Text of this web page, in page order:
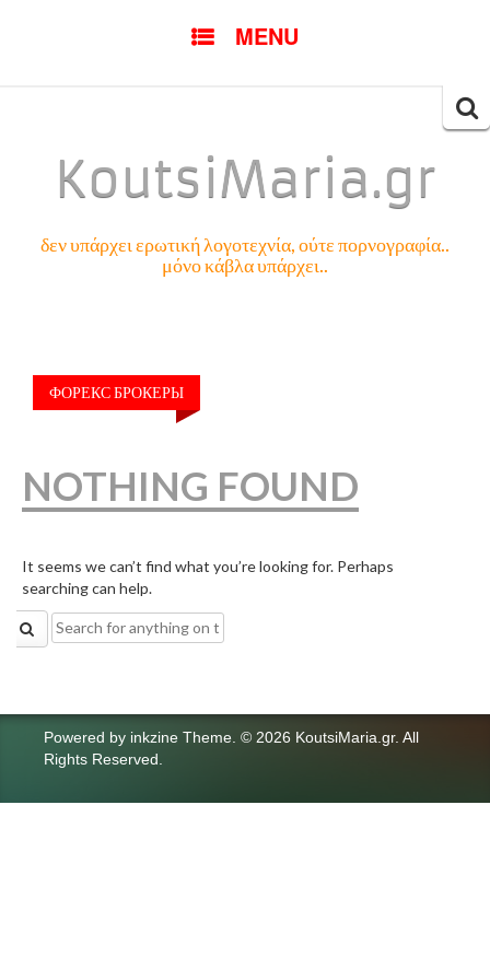
MENU
KoutsiMaria.gr
δεν υπάρχει ερωτική λογοτεχνία, ούτε πορνογραφία..
μόνο κάβλα υπάρχει..
ФОРЕКС БРОКЕРЫ
NOTHING FOUND
It seems we can’t find what you’re looking for. Perhaps
searching can help.
Search
for:
Powered by inkzine Theme © 2026 KoutsiMaria.gr. All
Rights Reserved.